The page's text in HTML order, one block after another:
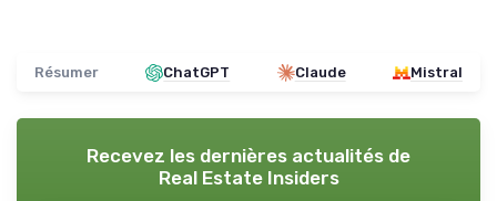
Résumer ChatGPT Claude Mistral
Recevez les dernières actualités de
Real Estate Insiders